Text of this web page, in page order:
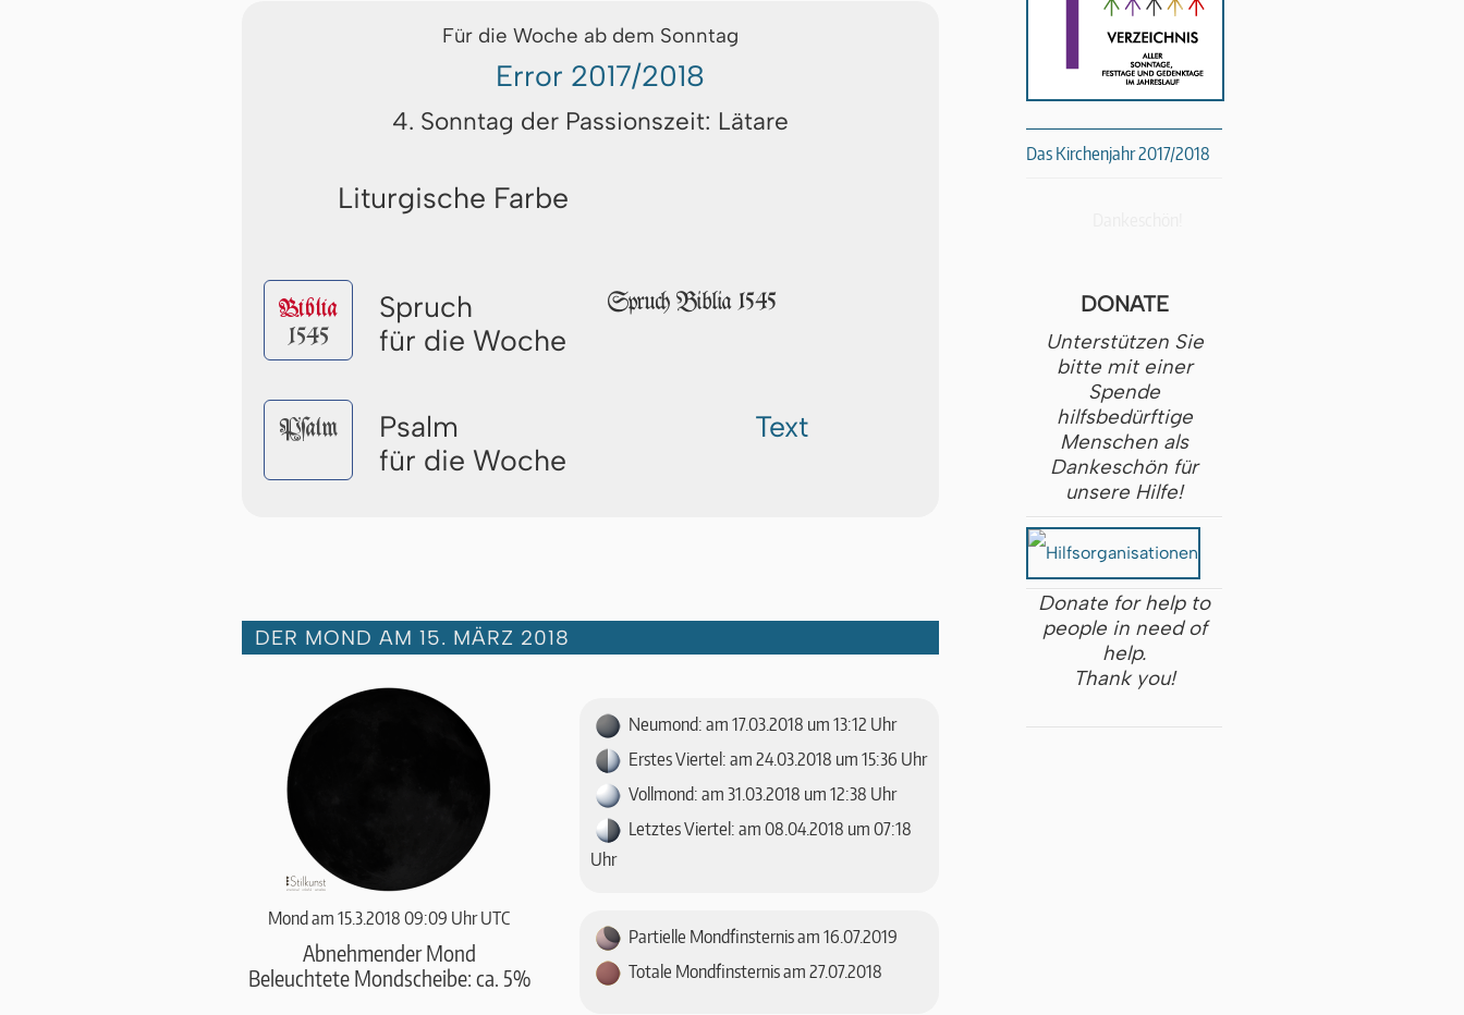
Für die Woche ab dem Sonntag
Error 2017/2018
4. Sonntag der Passionszeit: Lätare
Liturgische Farbe
Biblia
1545
Spruch
für die Woche
Spruch Biblia 1545
Pſalm
Psalm
für die Woche
Text
DER MOND AM 15. MÄRZ 2018
Mond am 15.3.2018 09:09 Uhr UTC
Abnehmender Mond
Beleuchtete Mondscheibe: ca. 5%
Neumond: am 17.03.2018 um 13:12 Uhr
Erstes Viertel: am 24.03.2018 um 15:36 Uhr
Vollmond: am 31.03.2018 um 12:38 Uhr
Letztes Viertel: am 08.04.2018 um 07:18
Uhr
Partielle Mondfinsternis am 16.07.2019
Totale Mondfinsternis am 27.07.2018
Das Kirchenjahr 2017/2018
DONATE
Unterstützen Sie
bitte mit einer
Spende
hilfsbedürftige
Menschen als
Dankeschön für
unsere Hilfe!
Donate for help to
people in need of
help.
Thank you!